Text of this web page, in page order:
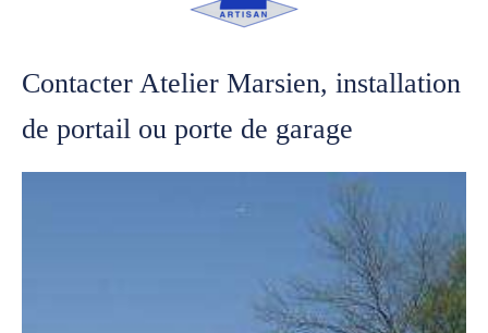
Contacter Atelier Marsien, installation
de portail ou porte de garage